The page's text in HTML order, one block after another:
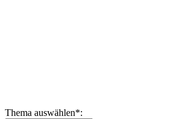
Thema auswählen*: